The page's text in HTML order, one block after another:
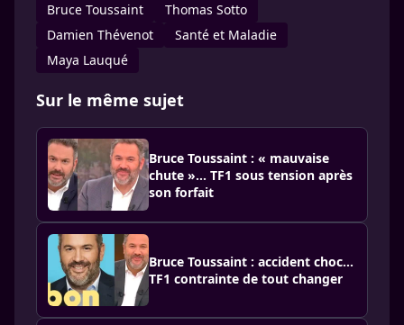
Bruce Toussaint
Thomas Sotto
Damien Thévenot
Santé et Maladie
Maya Lauqué
Sur le même sujet
Bruce Toussaint : « mauvaise
chute »… TF1 sous tension après
son forfait
Bruce Toussaint : accident choc…
TF1 contrainte de tout changer